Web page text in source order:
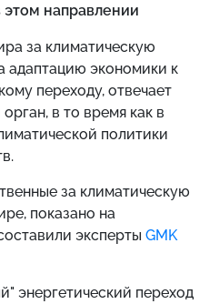
этом направлении
за климатическую
адаптацию экономики к
переходу, отвечает
в то время как в
политики
за климатическую
показано на
эксперты GMK
энергетический переход